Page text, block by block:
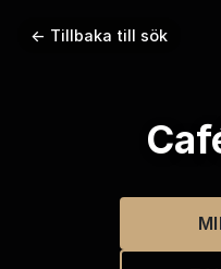
← Tillbaka till sök